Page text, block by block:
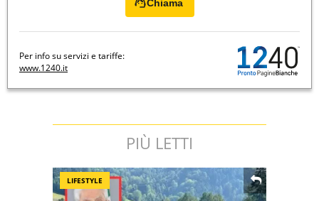
Chiama
Per info su servizi e tariffe:
www.1240.it
PIÙ LETTI
LIFESTYLE